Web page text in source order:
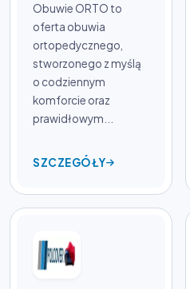
Obuwie ORTO to
oferta obuwia
ortopedycznego,
stworzonego z myślą
o codziennym
komforcie oraz
prawidłowym...
SZCZEGÓŁY